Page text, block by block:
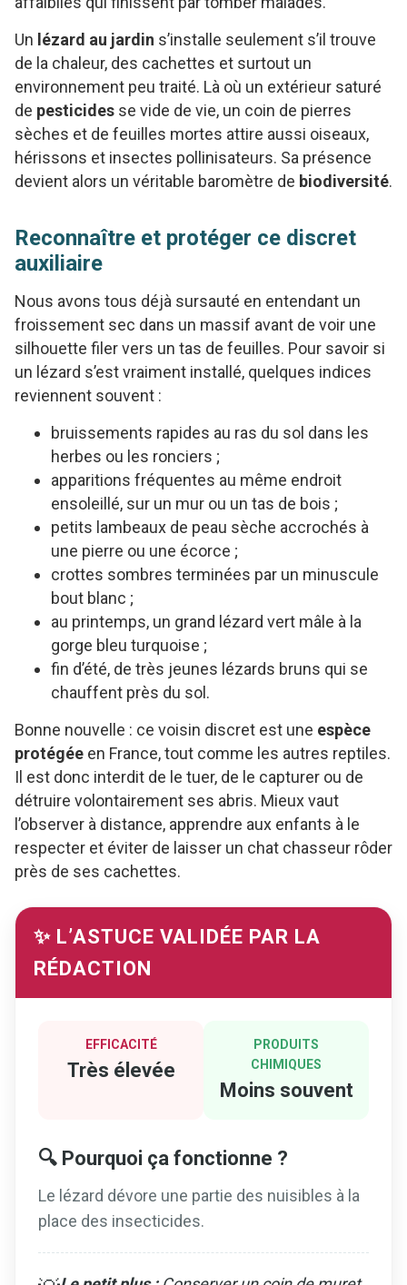
Un lézard au jardin s’installe seulement s’il trouve
de la chaleur, des cachettes et surtout un
environnement peu traité. Là où un extérieur saturé
de pesticides se vide de vie, un coin de pierres
sèches et de feuilles mortes attire aussi oiseaux,
hérissons et insectes pollinisateurs. Sa présence
devient alors un véritable baromètre de biodiversité.
Reconnaître et protéger ce discret
auxiliaire
Nous avons tous déjà sursauté en entendant un
froissement sec dans un massif avant de voir une
silhouette filer vers un tas de feuilles. Pour savoir si
un lézard s’est vraiment installé, quelques indices
reviennent souvent :
bruissements rapides au ras du sol dans les
herbes ou les ronciers ;
apparitions fréquentes au même endroit
ensoleillé, sur un mur ou un tas de bois ;
petits lambeaux de peau sèche accrochés à
une pierre ou une écorce ;
crottes sombres terminées par un minuscule
bout blanc ;
au printemps, un grand lézard vert mâle à la
gorge bleu turquoise ;
fin d’été, de très jeunes lézards bruns qui se
chauffent près du sol.
Bonne nouvelle : ce voisin discret est une espèce
protégée en France, tout comme les autres reptiles.
Il est donc interdit de le tuer, de le capturer ou de
détruire volontairement ses abris. Mieux vaut
l’observer à distance, apprendre aux enfants à le
respecter et éviter de laisser un chat chasseur rôder
près de ses cachettes.
✨ L’ASTUCE VALIDÉE PAR LA
RÉDACTION
EFFICACITÉ
Très élevée
PRODUITS
CHIMIQUES
Moins souvent
🔍 Pourquoi ça fonctionne ?
Le lézard dévore une partie des nuisibles à la
place des insecticides.